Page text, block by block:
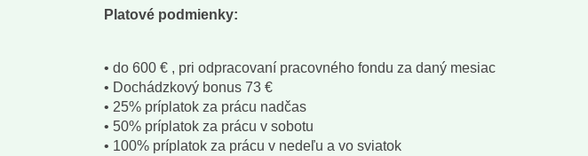
Platové podmienky:
• do 600 € , pri odpracovaní pracovného fondu za daný mesiac
• Dochádzkový bonus 73 €
• 25% príplatok za prácu nadčas
• 50% príplatok za prácu v sobotu
• 100% príplatok za prácu v nedeľu a vo sviatok